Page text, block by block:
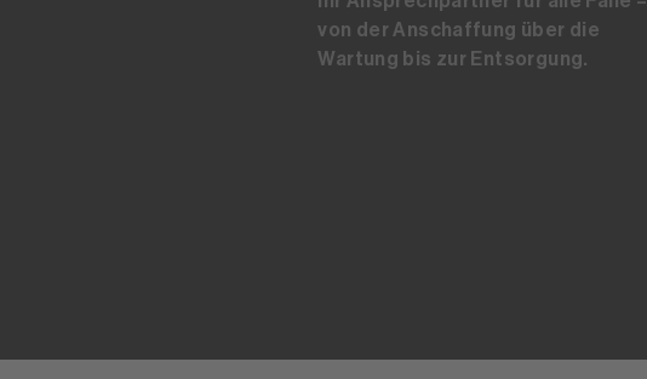
von der Anschaffung über die
Wartung bis zur Entsorgung.